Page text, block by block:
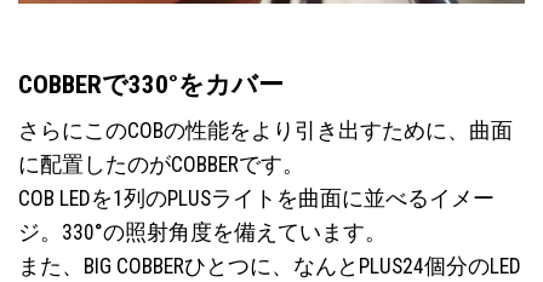
COBBERで330°をカバー
さらにこのCOBの性能をより引き出すために、曲面
に配置したのがCOBBERです。
COB LEDを1列のPLUSライトを曲面に並べるイメー
ジ。330°の照射角度を備えています。
また、BIG COBBERひとつに、なんとPLUS24個分のLED